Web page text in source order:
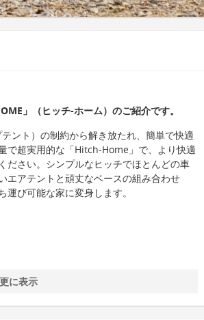
」（ヒッチ-ホーム）のご紹介です。
ント）の制約から解き放たれ、簡単で快適
で超実用的な「Hitch-Home」で、より快適
ださい。シンプルなヒッチでほとんどの車
エアテントと頑丈なベースの組み合わせ
び可能な家に変身します。
更に表示